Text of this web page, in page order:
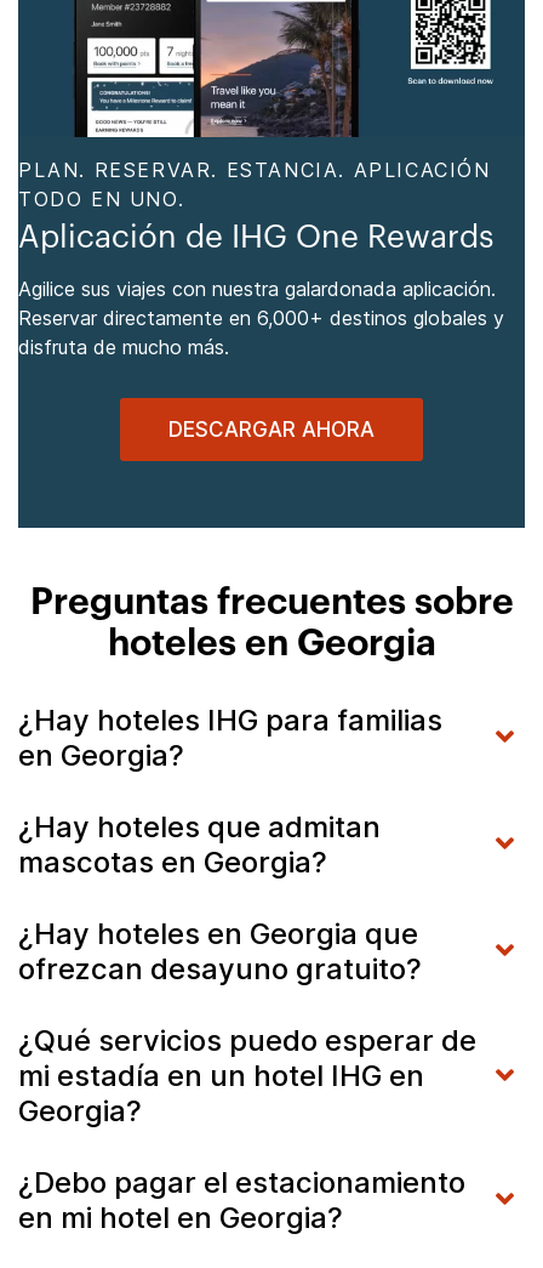
PLAN. RESERVAR. ESTANCIA. APLICACIÓN
TODO EN UNO.
Aplicación de IHG One Rewards
Agilice sus viajes con nuestra galardonada aplicación.
Reservar directamente en 6,000+ destinos globales y
disfruta de mucho más.
DESCARGAR AHORA
Preguntas frecuentes sobre
hoteles en Georgia
¿Hay hoteles IHG para familias
en Georgia?
¿Hay hoteles que admitan
mascotas en Georgia?
¿Hay hoteles en Georgia que
ofrezcan desayuno gratuito?
¿Qué servicios puedo esperar de
mi estadía en un hotel IHG en
Georgia?
¿Debo pagar el estacionamiento
en mi hotel en Georgia?